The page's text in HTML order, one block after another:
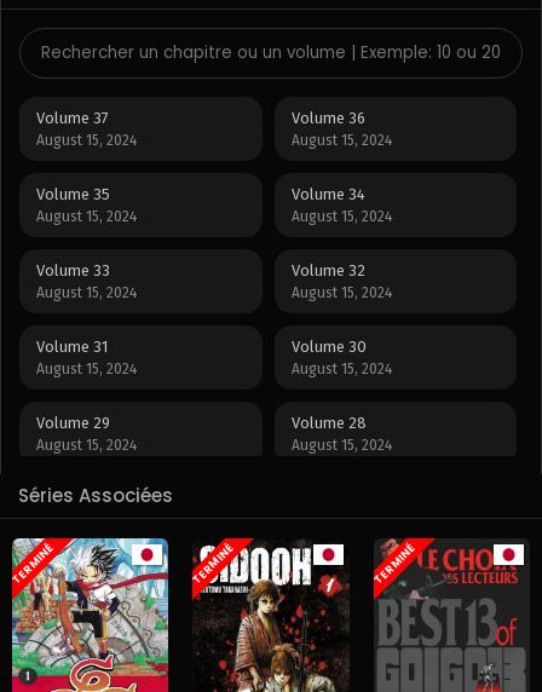
Volume 37
August 15, 2024
Volume 36
August 15, 2024
Volume 35
August 15, 2024
Volume 34
August 15, 2024
Volume 33
August 15, 2024
Volume 32
August 15, 2024
Volume 31
August 15, 2024
Volume 30
August 15, 2024
Volume 29
August 15, 2024
Volume 28
August 15, 2024
Volume 27
August 15, 2024 August 15, 2024
Volume 25
August 15, 2024
Volume 24
August 15, 2024
Volume 23
August 15, 2024
Volume 22
August 15, 2024
Séries Associées
TERMINÉ TERMINÉ TERMINÉ